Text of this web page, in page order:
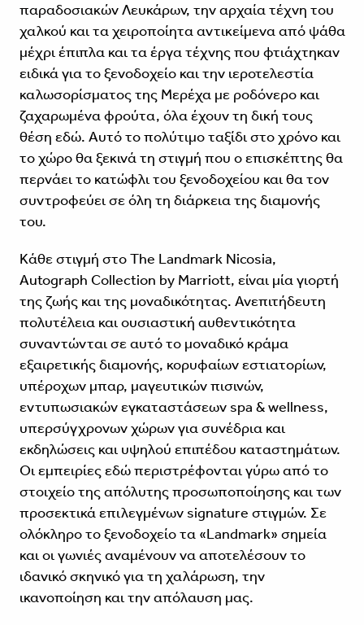
παραδοσιακών Λευκάρων, την αρχαία τέχνη του
χαλκού και τα χειροποίητα αντικείμενα από ψάθα
μέχρι έπιπλα και τα έργα τέχνης που φτιάχτηκαν
ειδικά για το ξενοδοχείο και την ιεροτελεστία
καλωσορίσματος της Μερέχα με ροδόνερο και
ζαχαρωμένα φρούτα, όλα έχουν τη δική τους
θέση εδώ. Αυτό το πολύτιμο ταξίδι στο χρόνο και
το χώρο θα ξεκινά τη στιγμή που ο επισκέπτης θα
περνάει το κατώφλι του ξενοδοχείου και θα τον
συντροφεύει σε όλη τη διάρκεια της διαμονής
του.
Κάθε στιγμή στο The Landmark Nicosia,
Autograph Collection by Marriott, είναι μία γιορτή
της ζωής και της μοναδικότητας. Ανεπιτήδευτη
πολυτέλεια και ουσιαστική αυθεντικότητα
συναντώνται σε αυτό το μοναδικό κράμα
εξαιρετικής διαμονής, κορυφαίων εστιατορίων,
υπέροχων μπαρ, μαγευτικών πισινών,
εντυπωσιακών εγκαταστάσεων spa & wellness,
υπερσύγχρονων χώρων για συνέδρια και
εκδηλώσεις και υψηλού επιπέδου καταστημάτων.
Οι εμπειρίες εδώ περιστρέφονται γύρω από το
στοιχείο της απόλυτης προσωποποίησης και των
προσεκτικά επιλεγμένων signature στιγμών. Σε
ολόκληρο το ξενοδοχείο τα «Landmark» σημεία
και οι γωνιές αναμένουν να αποτελέσουν το
ιδανικό σκηνικό για τη χαλάρωση, την
ικανοποίηση και την απόλαυση μας.